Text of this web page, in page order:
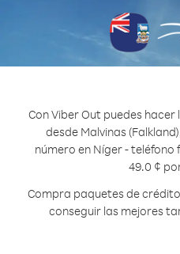
Con Viber Out puedes
desde Malvinas
número en Níger - teléfono
49.0 ¢
Compra paquetes de
conseguir las mejores